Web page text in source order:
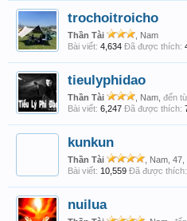
trochoitroicho
Thần Tài
, Nam
Bài viết: 4,634 Đã được thích:
tieulyphidao
Thần Tài , Nam, đến từ
Bài viết: 6,247 Đã được thích:
kunkun
Thần Tài , Nam, 47,
Bài viết: 10,559 Đã được thích:
nuilua